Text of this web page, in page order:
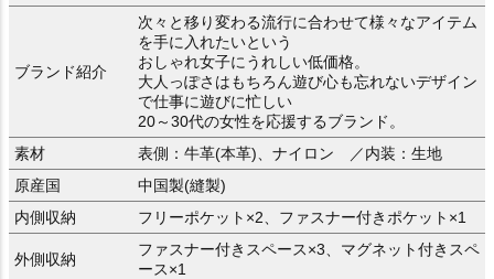
ブランド紹介
次々と移り変わる流行に合わせて様々なアイテム
を手に入れたいという
おしゃれ女子にうれしい低価格。
大人っぽさはもちろん遊び心も忘れないデザイン
で仕事に遊びに忙しい
20～30代の女性を応援するブランド。
素材
表側：牛革(本革)、ナイロン ／内装：生地
原産国
中国製(縫製)
内側収納
フリーポケット×2、ファスナー付きポケット×1
外側収納
ファスナー付きスペース×3、マグネット付きスペ
ース×1